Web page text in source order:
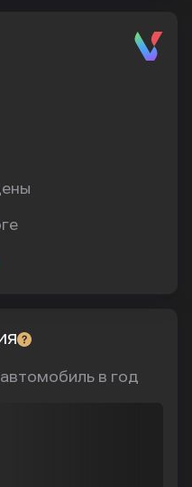
в год